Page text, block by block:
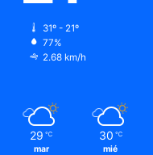
31º - 21º
77%
2.68 km/h
29 ℃
mar
30 ℃
mié